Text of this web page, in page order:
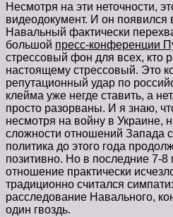
Несмотря на эти неточности,
видеодокумент. И он
Навальный фактически
большой пресс-конференции
стрессовый фон для всех, кто
настоящему стрессовый. Это
репутационный удар по
клейма уже негде ставить, а
просто разорваны. И я знаю,
несмотря на войну в Украине,
сложности отношений Запада
политика до этого года
позитивно. Но в последние 7-8
отношение практически
традиционно считался
расследование Навального,
один гвоздь.